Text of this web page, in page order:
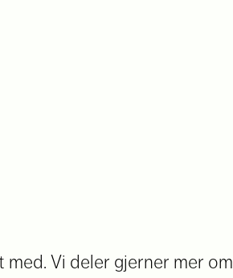
Vi deler gjerner mer om